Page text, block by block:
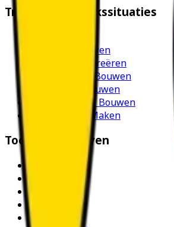
Trending Gebruikssituaties
Notulen Maken
AI Agents Bouwen
AI Workflows Creëren
No-Code Apps Bouwen
AI Chatbots Bouwen
Stem AI Agents Bouwen
Korte Video's Maken
Tool Alternatieven
Lovable
n8n
Notion